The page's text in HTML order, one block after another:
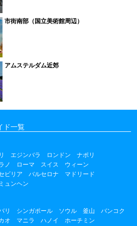
市街南部（国立美術館周辺）
アムステルダム近郊
ド一覧
エジンバラ ロンドン
ナポリ
ノ ローマ スイス
ウィーン
ビリア バルセロナ
マドリード
ミュンヘン
リ シンガポール ソウル 釜山
バンコク
オ マニラ ハノイ ホーチミン